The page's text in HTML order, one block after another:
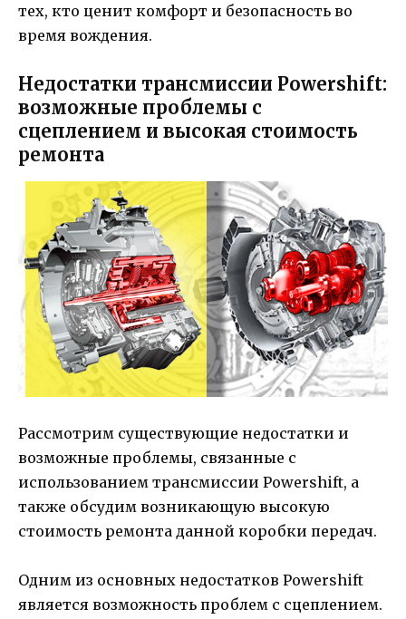
тех, кто ценит комфорт и безопасность во
время вождения.
Недостатки трансмиссии Powershift:
возможные проблемы с
сцеплением и высокая стоимость
ремонта
Рассмотрим существующие недостатки и
возможные проблемы, связанные с
использованием трансмиссии Powershift, а
также обсудим возникающую высокую
стоимость ремонта данной коробки передач.
Одним из основных недостатков Powershift
является возможность проблем с сцеплением.